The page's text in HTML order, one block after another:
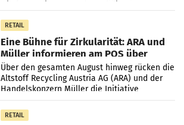
RETAIL
Eine Bühne für Zirkularität: ARA und
Müller informieren am POS über
Kreislauffähigkeit
Über den gesamten August hinweg rücken die
Altstoff Recycling Austria AG (ARA) und der
Handelskonzern Müller die Initiative
„Kreislauf-Helden“ in allen österreichischen
Müller-Filialen
RETAIL